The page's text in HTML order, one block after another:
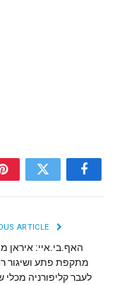
Facebook
Twitter
האף.בי.איי: איראן
מתקפת פתע ושיגור
לעבר קליפורניה מכלי